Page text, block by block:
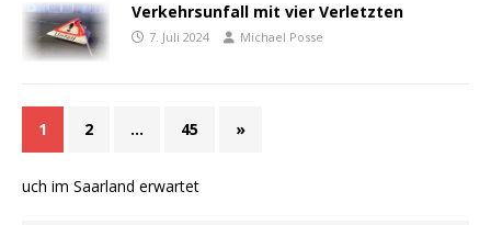
Verkehrsunfall mit vier Verletzten
7. Juli 2024 Michael Posse
1 2 … 45 »
im Saarland erwartet